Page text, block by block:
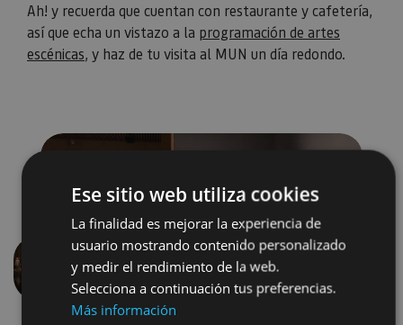
Ah! y recuerda que cuentan con restaurante y cafetería,
así que echa un vistazo a la programación de artes
escénicas, y haz de tu visita al MUN un día redondo.
Anterior
Ese sitio web utiliza cookies
La finalidad es mejorar la experiencia de
usuario mostrando contenido personalizado
y medir el rendimiento de la web.
Selecciona a continuación tus preferencias.
Más información